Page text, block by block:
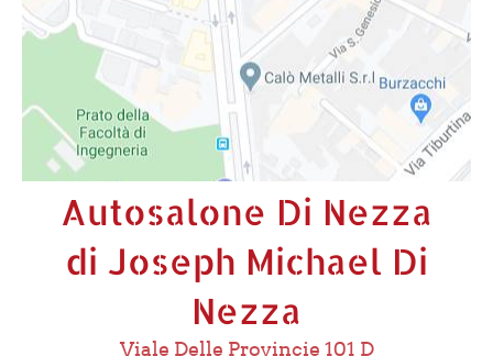
Autosalone Di Nezza
di Joseph Michael Di
Nezza
Viale Delle Provincie 101 D